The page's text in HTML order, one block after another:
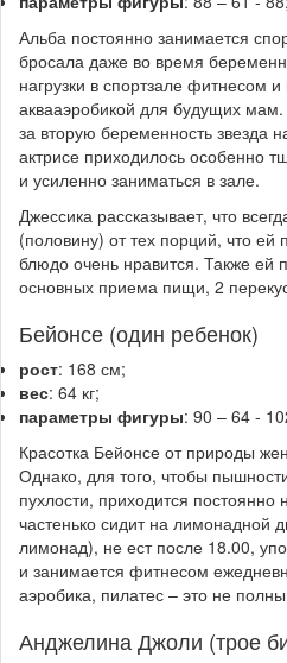
Альба постоянно занимается
бросала даже во время
нагрузки в спортзале фитнесом
аквааэробикой для будущих
за вторую беременность звезда
актрисе приходилось особенно
и усиленно заниматься в зале.
Джессика рассказывает, что
(половину) от тех порций, что
блюдо очень нравится. Также ей
основных приема пищи, 2
Бейонсе (один ребенок)
рост: 168 см;
вес: 64 кг;
параметры фигуры: 90 – 64 -
Красотка Бейонсе от природы
Однако, для того, чтобы
пухлости, приходится постоянно
частенько сидит на лимонадной
лимонад), не ест после 18.00,
и занимается фитнесом
аэробика, пилатес – это не
Анджелина Джоли (трое